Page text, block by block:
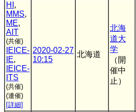
HI ,
MMS,
ME,
AIT
(共催)
IEICE-
IE,
IEICE-
ITS
(共催)
(連催)
[詳細]
2020-02-27
10:15
北海道
北海
道大
学
（開
催中
止）